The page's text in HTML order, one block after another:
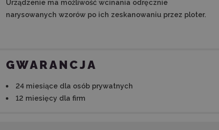
Urządzenie ma możliwość wcinania odręcznie
narysowanych wzorów po ich zeskanowaniu przez ploter.
GWARANCJA
24 miesiące dla osób prywatnych
12 miesięcy dla firm